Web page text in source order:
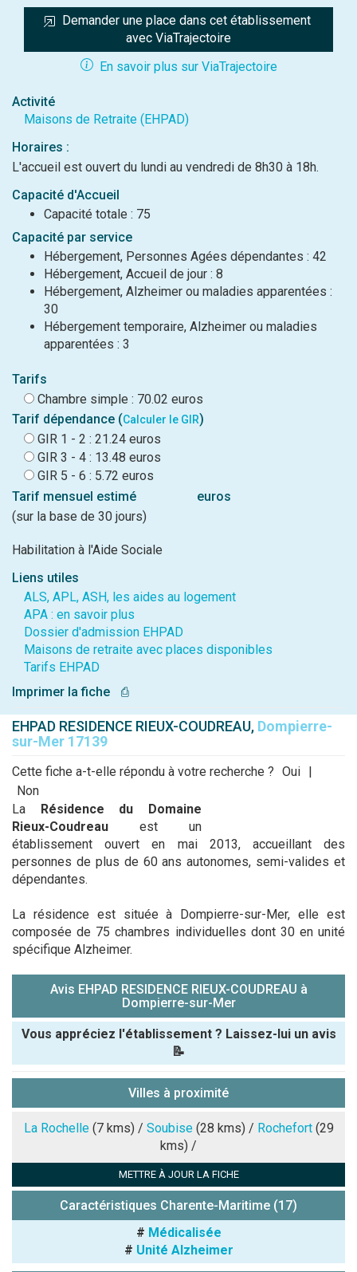
Demander une place dans cet établissement
avec ViaTrajectoire
En savoir plus sur ViaTrajectoire
Activité
Maisons de Retraite (EHPAD)
Horaires :
L'accueil est ouvert du lundi au vendredi de 8h30 à 18h.
Capacité d'Accueil
Capacité totale : 75
Capacité par service
Hébergement, Personnes Agées dépendantes : 42
Hébergement, Accueil de jour : 8
Hébergement, Alzheimer ou maladies apparentées :
30
Hébergement temporaire, Alzheimer ou maladies
apparentées : 3
Tarifs
Chambre simple : 70.02 euros
Tarif dépendance (Calculer le GIR)
GIR 1 - 2 : 21.24 euros
GIR 3 - 4 : 13.48 euros
GIR 5 - 6 : 5.72 euros
Tarif mensuel estimé
euros
(sur la base de 30 jours)
Habilitation à l'Aide Sociale
Liens utiles
ALS, APL, ASH, les aides au logement
APA : en savoir plus
Dossier d'admission EHPAD
Maisons de retraite avec places disponibles
Tarifs EHPAD
Imprimer la fiche
⎙
EHPAD RESIDENCE RIEUX-COUDREAU, Dompierre-
sur-Mer 17139
Cette fiche a-t-elle répondu à votre recherche ? Oui |
Non
La Résidence du Domaine
Rieux-Coudreau est un
établissement ouvert en mai 2013, accueillant des
personnes de plus de 60 ans autonomes, semi-valides et
dépendantes.
La résidence est située à Dompierre-sur-Mer, elle est
composée de 75 chambres individuelles dont 30 en unité
spécifique Alzheimer.
Avis EHPAD RESIDENCE RIEUX-COUDREAU à
Dompierre-sur-Mer
Vous appréciez l'établissement ? Laissez-lui un avis
📝
Note que vous souhaitez attribuer :
Antispam -
chiffres) :
l'établissement
Villes à proximité
La Rochelle(7 kms) / Soubise(28 kms) / Rochefort(29
kms) /
METTRE À JOUR LA FICHE
Caractéristiques Charente-Maritime (17)
# Médicalisée
# Unité Alzheimer